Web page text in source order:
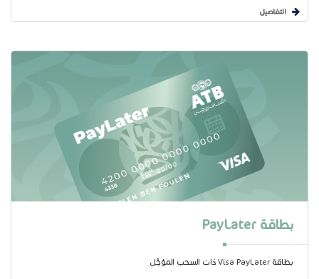
التفاصيل
بطاقة PayLater
بطاقة Visa PayLater ذات السحب المؤجَّل